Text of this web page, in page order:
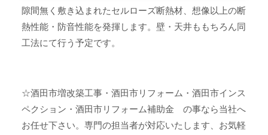
隙間無く敷き込まれたセルローズ断熱材、想像以上の断
熱性能・防音性能を発揮します。壁・天井ももちろん同
工法にて行う予定です。
☆酒田市増改築工事・酒田市リフォーム・酒田市インス
ペクション・酒田市リフォーム補助金 の事なら当社へ
お任せ下さい。専門の担当者が対応いたします、お気軽